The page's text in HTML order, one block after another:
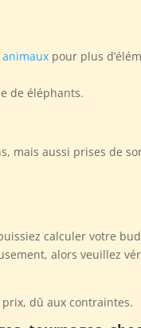
animaux pour plus
de éléphants.
mais aussi prises de
calculer votre
alors veuillez
dû aux contraintes.